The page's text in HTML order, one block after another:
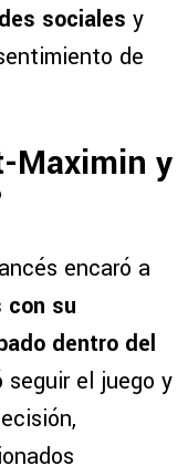
sociales y
de
Maximin y
encaró a
con su
dentro del
seguir el juego y